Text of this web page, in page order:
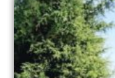
❤️”, disse um
maravilhoso”,
esse sim vale a
admiradora. A